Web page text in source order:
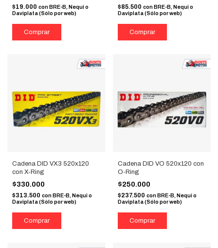
$19.000 conBRE-B, Nequi o
Daviplata (Sólo por web)
$85.500 con BRE-B, Nequi o
Daviplata (Sólo por web)
Cadena DID VX3 520x120
con X-Ring
$330.000
$313.500 con BRE-B, Nequi o
Daviplata (Sólo por web)
Cadena DID VO 520x120 con
O-Ring
$250.000
$237.500 con BRE-B, Nequi o
Daviplata (Sólo por web)